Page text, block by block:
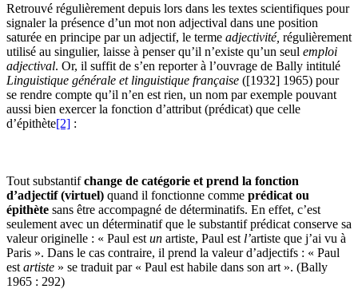
Retrouvé régulièrement depuis lors dans les textes scientifiques pour
signaler la présence d’un mot non adjectival dans une position
saturée en principe par un adjectif, le terme adjectivité, régulièrement
utilisé au singulier, laisse à penser qu’il n’existe qu’un seul emploi
adjectival. Or, il suffit de s’en reporter à l’ouvrage de Bally intitulé
Linguistique générale et linguistique française ([1932] 1965) pour
se rendre compte qu’il n’en est rien, un nom par exemple pouvant
aussi bien exercer la fonction d’attribut (prédicat) que celle
d’épithète[2] :
Tout substantifchange de catégorie et prend la fonction
d’adjectif (virtuel) quand il fonctionne comme prédicat ou
épithète sans être accompagné de déterminatifs. En effet, c’est
seulement avec un déterminatif que le substantif prédicat conserve sa
valeur originelle : « Paul est un artiste, Paul est l’artiste que j’ai vu à
Paris ». Dans le cas contraire, il prend la valeur d’adjectifs : « Paul
est artiste » se traduit par « Paul est habile dans son art ». (Bally
1965 : 292)